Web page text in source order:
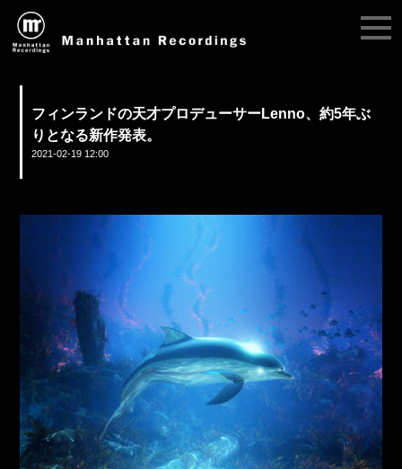
フィンランドの天才プロデューサーLenno、約5年ぶ
りとなる新作発表。
2021-02-19 12:00